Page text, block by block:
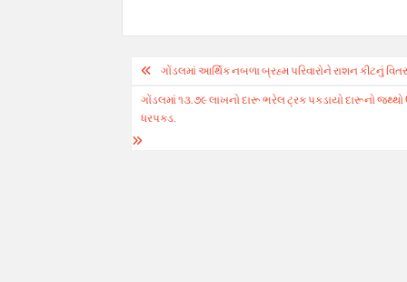
Post
navigation
ગોંડલમાં આર્થિક નબળા બ્રહ્મ પરિવારોને રાશન કીટનું
ગોંડલમાં ૧૩.૭૯ લાખનો દારૂ ભરેલ ટ્રક પકડાયો દારૂનો
ધરપકડ.